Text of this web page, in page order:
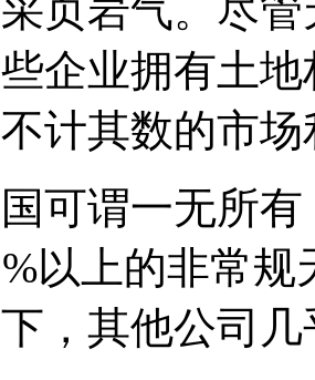
页岩气。尽
企业拥有土
计其数的市场
谓一无所有
以上的非常
，其他公司